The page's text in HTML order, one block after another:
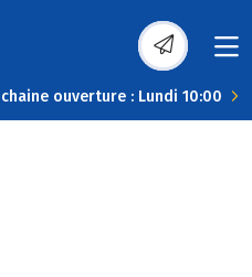
ouverture : Lundi 10:00